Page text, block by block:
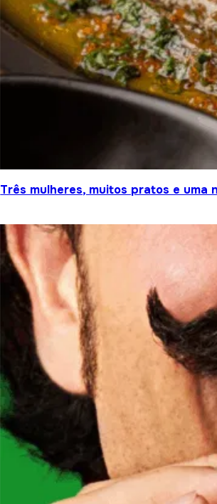
Três mulheres, muitos pratos e uma